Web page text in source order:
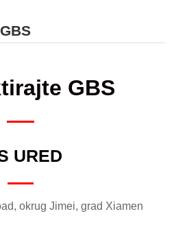
GBS
URED
okrug Jimei, grad Xiamen